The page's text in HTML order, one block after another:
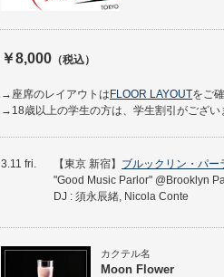
￥8,000 （税込）
→座席のレイアウトは FLOOR LAYOUTをご
→18歳以上の学生の方は、学生割引がござい
3.11 fri. 【東京 新宿】 ブルックリン・パー
"Good Music Parlor" @Brooklyn
DJ : 須永辰緒, Nicola Conte
カクテル名
Moon Flower